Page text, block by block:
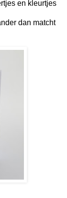
en kleurtjes
dan matcht